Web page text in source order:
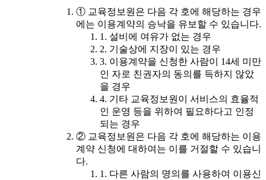
① 교육정보원은 다음 각 호에 해당하는 경우
에는 이용계약의 승낙을 유보할 수 있습니다.
1. 설비에 여유가 없는 경우
2. 기술상에 지장이 있는 경우
3. 이용계약을 신청한 사람이 14세 미만
인 자로 친권자의 동의를 득하지 않았
을 경우
4. 기타 교육정보원이 서비스의 효율적
인 운영 등을 위하여 필요하다고 인정
되는 경우
② 교육정보원은 다음 각 호에 해당하는 이용
계약 신청에 대하여는 이를 거절할 수 있습니
다.
1. 다른 사람의 명의를 사용하여 이용신